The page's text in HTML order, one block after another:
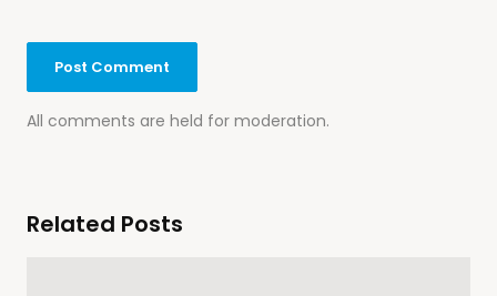
All comments are held for moderation.
Related Posts